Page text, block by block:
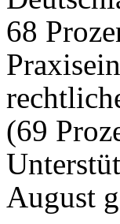
68
(69
August